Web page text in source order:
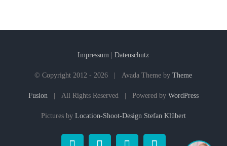
Impressum |Datenschutz
© Copyright 2012 - 2026 | Avada Theme byTheme
Fusion | All Rights Reserved | Powered by WordPress
Pictures by Location-Shoot-Design Stefan Klübert